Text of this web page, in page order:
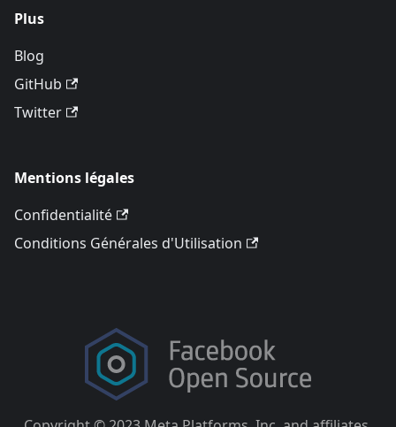
Plus
Blog
GitHub
Twitter
Mentions légales
Confidentialité
Conditions Générales d'Utilisation